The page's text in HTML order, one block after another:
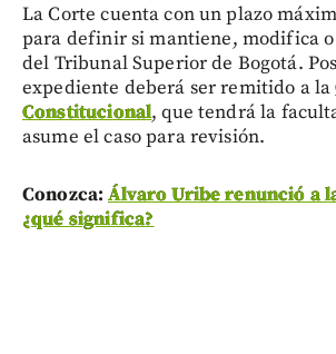
La Corte cuenta con un plazo
para definir si mantiene, modifica
del Tribunal Superior de Bogotá.
expediente deberá ser remitido a la
Constitucional, que tendrá la
asume el caso para revisión.
Conozca:Álvaro Uribe renunció a
¿qué significa?